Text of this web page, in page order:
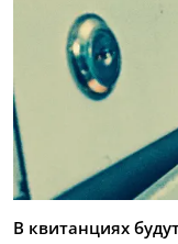
В квитанциях